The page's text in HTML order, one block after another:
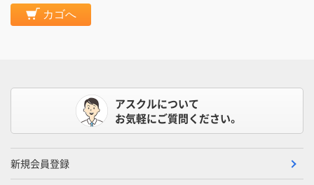
カゴへ
アスクルについて
お気軽にご質問ください。
新規会員登録